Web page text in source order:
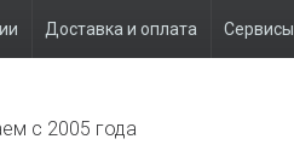
Доставка и оплата Сервисы
с 2005 года